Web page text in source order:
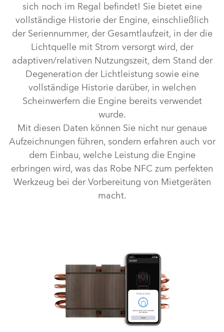
sich noch im Regal befindet! Sie bietet eine
vollständige Historie der Engine, einschließlich
der Seriennummer, der Gesamtlaufzeit, in der die
Lichtquelle mit Strom versorgt wird, der
adaptiven/relativen Nutzungszeit, dem Stand der
Degeneration der Lichtleistung sowie eine
vollständige Historie darüber, in welchen
Scheinwerfern die Engine bereits verwendet
wurde.
Mit diesen Daten können Sie nicht nur genaue
Aufzeichnungen führen, sondern erfahren auch vor
dem Einbau, welche Leistung die Engine
erbringen wird, was das Robe NFC zum perfekten
Werkzeug bei der Vorbereitung von Mietgeräten
macht.